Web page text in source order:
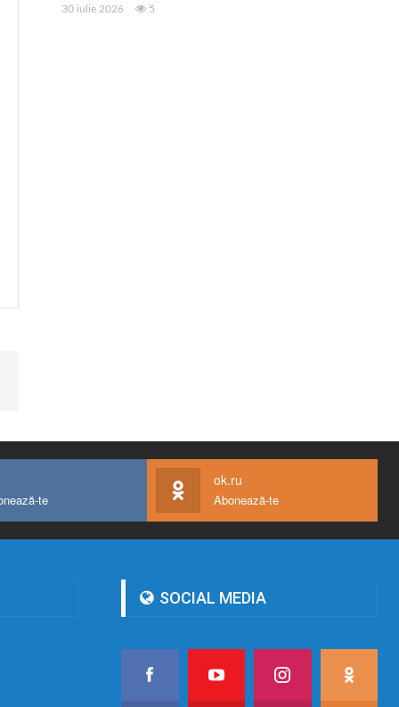
30 iulie 2026 5
te
ok.ru
Abonează-te
SOCIAL MEDIA